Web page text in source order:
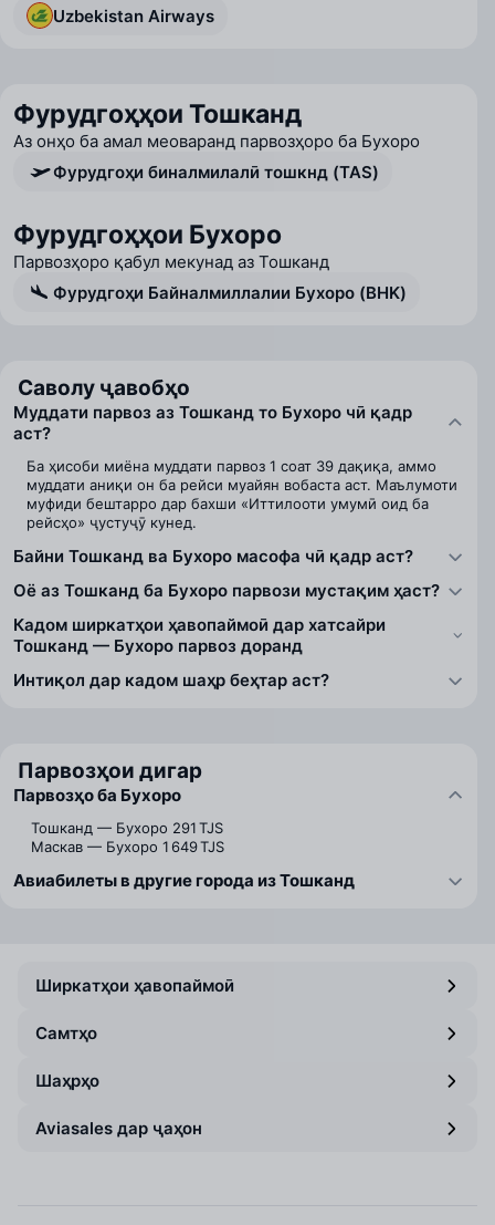
Uzbekistan Airways
Фурудгоҳҳои Тошканд
Аз онҳо ба амал меоваранд парвозҳоро ба Бухоро
Фурудгоҳи биналмилалӣ тошкнд (TAS)
Фурудгоҳҳои Бухоро
Парвозҳоро қабул мекунад аз Тошканд
Фурудгоҳи Байналмиллалии Бухоро (BHK)
Саволу ҷавобҳо
Муддати парвоз аз Тошканд то Бухоро чӣ қадр
аст?
Ба ҳисоби миёна муддати парвоз 1 соат 39 дақиқа, аммо
муддати аниқи он ба рейси муайян вобаста аст. Маълумоти
муфиди бештарро дар бахши «Иттилооти умумӣ оид ба
рейсҳо» ҷустуҷӯ кунед.
Байни Тошканд ва Бухоро масофа чӣ қадр аст?
Оё аз Тошканд ба Бухоро парвози мустақим ҳаст?
Кадом ширкатҳои ҳавопаймоӣ дар хатсайри
Тошканд — Бухоро парвоз доранд
Интиқол дар кадом шаҳр беҳтар аст?
Парвозҳои дигар
Парвозҳо ба Бухоро
Тошканд — Бухоро 291 TJS
Маскав — Бухоро 1 649 TJS
Авиабилеты в другие города из Тошканд
Ширкатҳои ҳавопаймоӣ
Самтҳо
Шаҳрҳо
Aviasales дар ҷаҳон